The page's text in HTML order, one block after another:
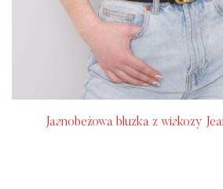
Jasnobeżowa bluzka z wiskozy